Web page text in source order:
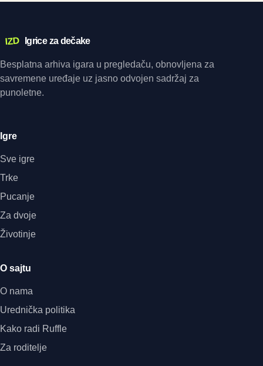
IZD Igrice za dečake
Besplatna arhiva igara u pregledaču, obnovljena za
savremene uređaje uz jasno odvojen sadržaj za
punoletne.
Igre
Sve igre
Trke
Pucanje
Za dvoje
Životinje
O sajtu
O nama
Urednička politika
Kako radi Ruffle
Za roditelje